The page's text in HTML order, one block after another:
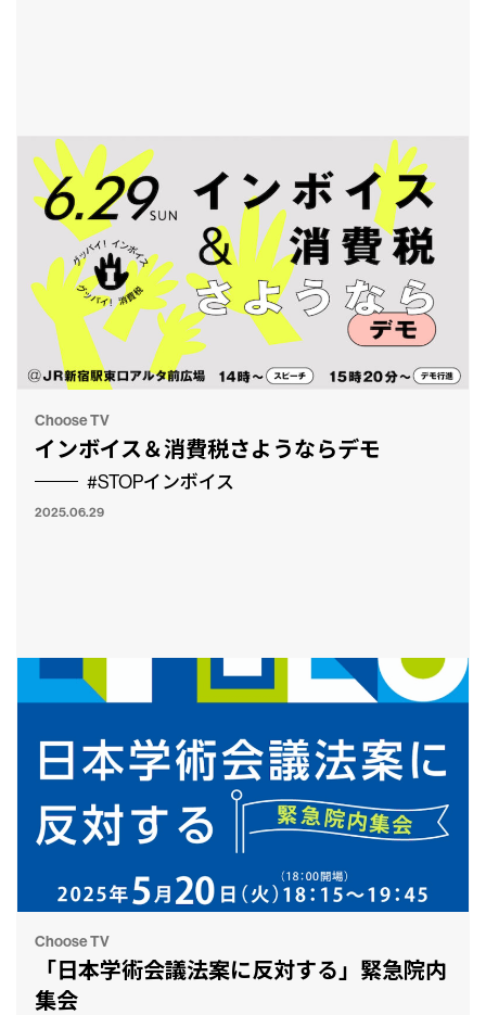
Choose TV
インボイス＆消費税さようならデモ
#STOPインボイス
2025.06.29
Choose TV
「日本学術会議法案に反対する」緊急院内
集会